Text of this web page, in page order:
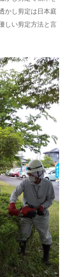
かし剪定は日本庭
しい剪定方法と言